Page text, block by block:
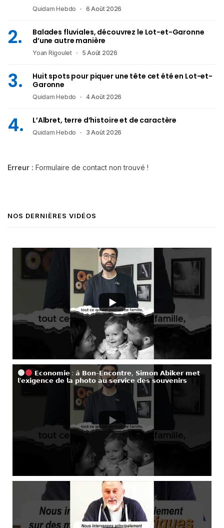
Quidam Hebdo 6 Août 2026
Balades fluviales, découvrez le Lot-et-Garonne
d’une autre manière
Yoan Rigoulet 5 Août 2026
Huit spots pour piquer une tête cet été en Lot-et-
Garonne
Quidam Hebdo 4 Août 2026
L’Albret, terre d’histoire et de caractère
Quidam Hebdo 3 Août 2026
Erreur : Formulaire de contact non trouvé !
NOS DERNIÈRES VIDÉOS
𝗘𝗰𝗼𝗻𝗼𝗺𝗶𝗲 : 𝗮̀ 𝗕𝗼𝗻-𝗘𝗻𝗰𝗼𝗻𝘁𝗿𝗲, 𝗦𝗶𝗺𝗼𝗻 𝗔𝗯𝗶𝗸𝗲𝗿 𝗺𝗲𝘁
𝗹’𝗲𝘅𝗶𝗴𝗲𝗻𝗰𝗲 𝗱𝗲 𝗹𝗮 𝗽𝗵𝗼𝘁𝗼 𝗮𝘂 𝘀𝗲𝗿𝘃𝗶𝗰𝗲 𝗱𝗲𝘀 𝘀𝗼𝘂𝘃𝗲𝗻𝗶𝗿𝘀